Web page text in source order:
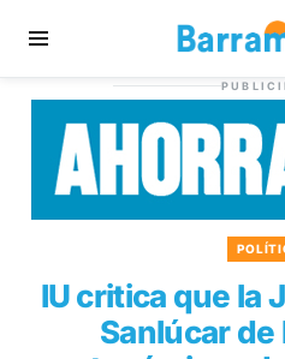
IU critica que la
Sanlúcar de